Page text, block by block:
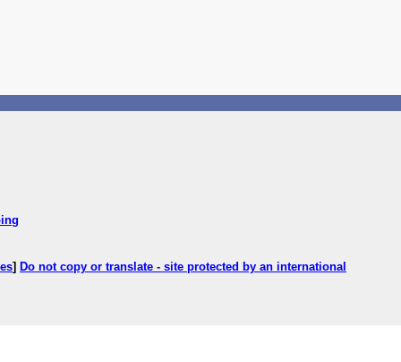
] Do not copy or translate - site protected by an international